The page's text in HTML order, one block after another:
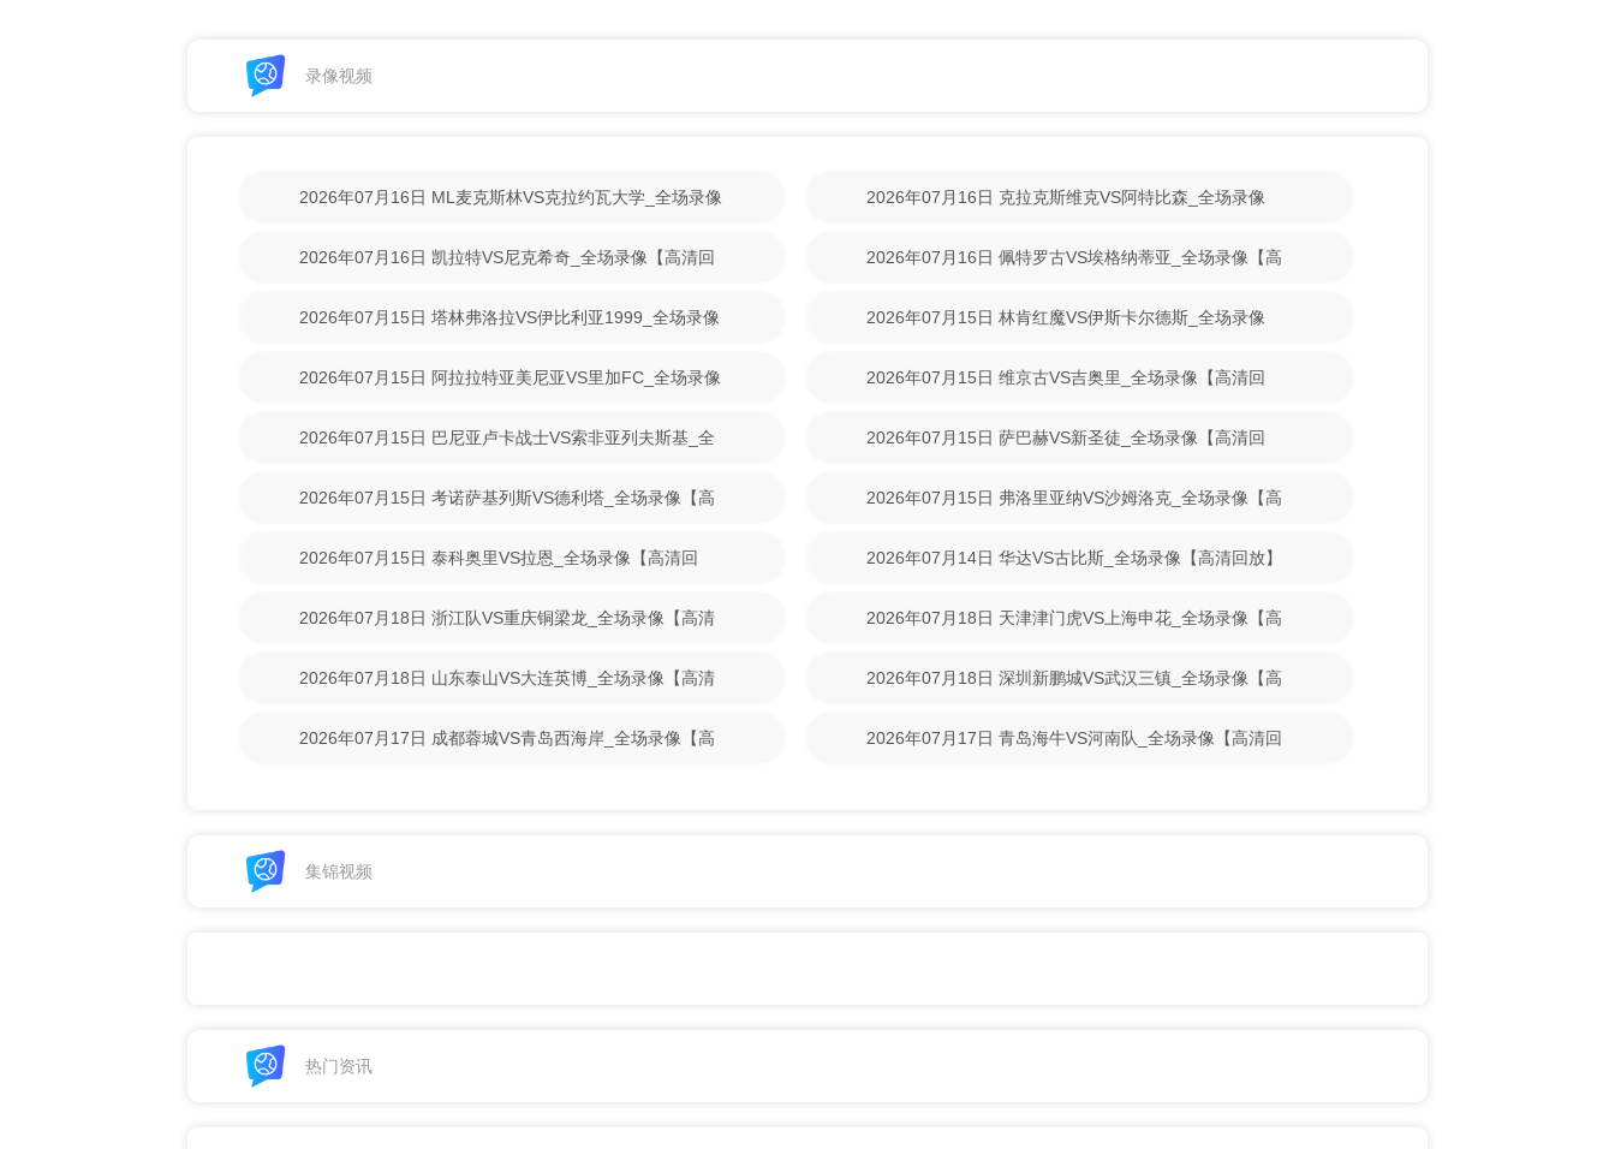
录像视频
2026年07月16日 ML麦克斯林VS克拉约瓦大学_全场录像 2026年07月16日 克拉克斯维克VS阿特比森_全场录像
2026年07月16日 凯拉特VS尼克希奇_全场录像【高清回 2026年07月16日 佩特罗古VS埃格纳蒂亚_全场录像【高
2026年07月15日 塔林弗洛拉VS伊比利亚1999_全场录像 2026年07月15日 林肯红魔VS伊斯卡尔德斯_全场录像
2026年07月15日 阿拉拉特亚美尼亚VS里加FC_全场录像 2026年07月15日 维京古VS吉奥里_全场录像【高清回
2026年07月15日 巴尼亚卢卡战士VS索非亚列夫斯基_全
场录像【高清回放】
2026年07月15日 萨巴赫VS新圣徒_全场录像【高清回
2026年07月15日 考诺萨基列斯VS德利塔_全场录像【高 2026年07月15日 弗洛里亚纳VS沙姆洛克_全场录像【高
2026年07月15日 泰科奥里VS拉恩_全场录像【高清回 2026年07月14日 华达VS古比斯_全场录像【高清回放】
2026年07月18日 浙江队VS重庆铜梁龙_全场录像【高清 2026年07月18日 天津津门虎VS上海申花_全场录像【高
2026年07月18日 山东泰山VS大连英博_全场录像【高清 2026年07月18日 深圳新鹏城VS武汉三镇_全场录像【高
2026年07月17日 成都蓉城VS青岛西海岸_全场录像【高 2026年07月17日 青岛海牛VS河南队_全场录像【高清回
集锦视频
热门资讯